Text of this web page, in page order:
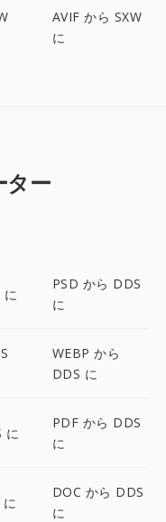
AVIF から SXW
に
ター
に
PSD から DDS
に
WEBP から
DDS に
に
PDF から DDS
に
DOC から DDS
に